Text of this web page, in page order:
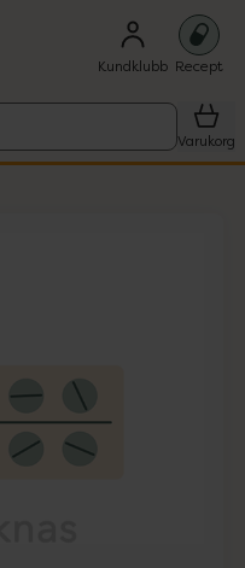
Kundklubb Recept
Varukorg